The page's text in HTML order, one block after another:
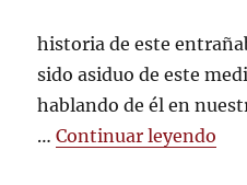
historia de este
sido asiduo de este
hablando de él en
…Continuar leyendo